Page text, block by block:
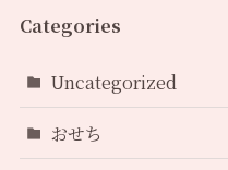
Categories
Uncategorized
おせち